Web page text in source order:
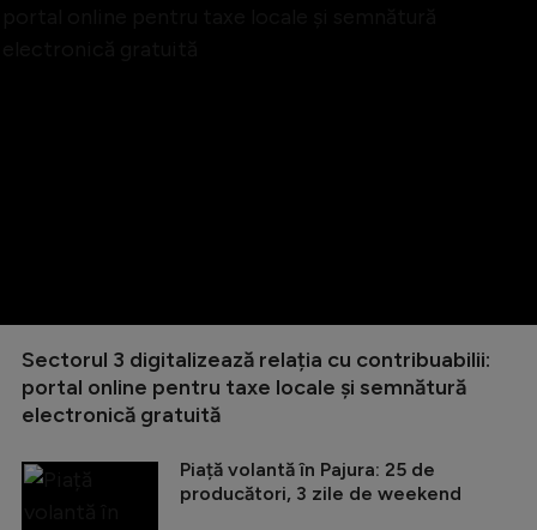
Sectorul 3 digitalizează relația cu contribuabilii:
portal online pentru taxe locale și semnătură
electronică gratuită
Piață volantă în Pajura: 25 de
producători, 3 zile de weekend